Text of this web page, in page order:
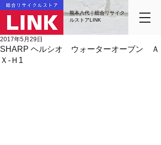
熊本八代｜総合リサイク
ルストアLINK
SHARP ヘルシオ ウォーターオーブン Ａ
Ｘ-Ｈ1
2017年5月29日